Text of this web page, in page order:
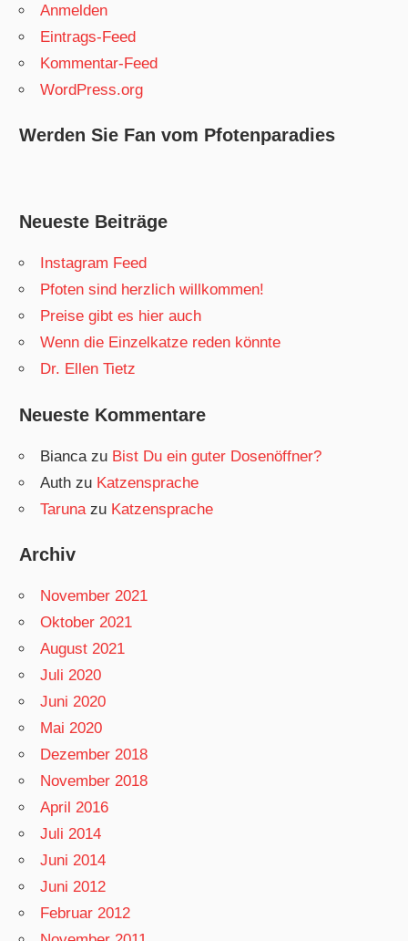
Anmelden
Eintrags-Feed
Kommentar-Feed
WordPress.org
Werden Sie Fan vom Pfotenparadies
Neueste Beiträge
Instagram Feed
Pfoten sind herzlich willkommen!
Preise gibt es hier auch
Wenn die Einzelkatze reden könnte
Dr. Ellen Tietz
Neueste Kommentare
Bianca zu Bist Du ein guter Dosenöffner?
Auth zu Katzensprache
Taruna zu Katzensprache
Archiv
November 2021
Oktober 2021
August 2021
Juli 2020
Juni 2020
Mai 2020
Dezember 2018
November 2018
April 2016
Juli 2014
Juni 2014
Juni 2012
Februar 2012